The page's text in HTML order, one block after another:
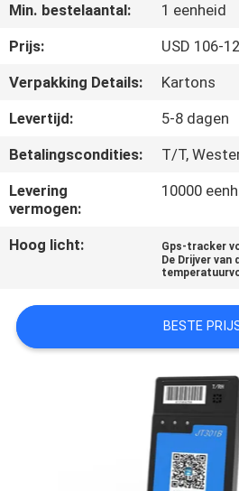
CONTACTEER
ONS
VERZOEK
OM EEN
CITAAT
SITEMAP
PRIVACY
POLICY
Min. bestelaantal:
1 eenheid
Prijs:
USD 106-
Verpakking Details:
Kartons
Levertijd:
5-8 dagen
Betalingscondities:
T/T,
Levering
vermogen:
10000
Hoog licht: Gps-tracker
De Drijver van
BESTE